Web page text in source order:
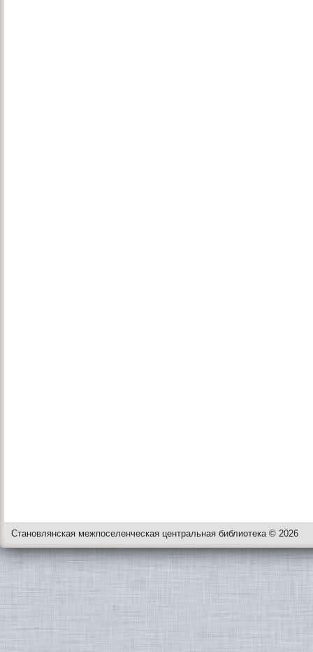
Становлянская межпоселенческая центральная библиотека © 2026